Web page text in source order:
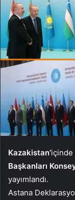
Kazakistan’içinde
Başkanları
yayımlandı.
Astana